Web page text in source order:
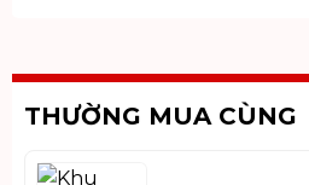
THƯỜNG MUA CÙNG